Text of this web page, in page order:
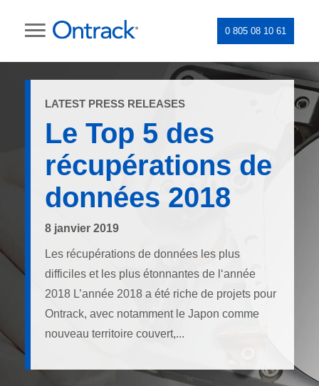
0 805 08 10 61
LATEST PRESS RELEASES
Le Top 5 des
récupérations de
données 2018
8 janvier 2019
Les récupérations de données les plus
difficiles et les plus étonnantes de l‘année
2018 L’année 2018 a été riche de projets pour
Ontrack, avec notamment le Japon comme
nouveau territoire couvert,...